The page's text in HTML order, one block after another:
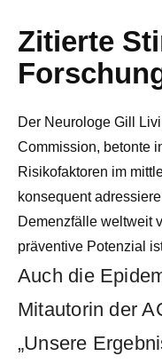
Zitierte
Der Neurologe Gill
Commission, betonte
Risikofaktoren im
konsequent
Demenzfälle weltweit
präventive Potenzial
Auch die
Mitautorin der
Unsere